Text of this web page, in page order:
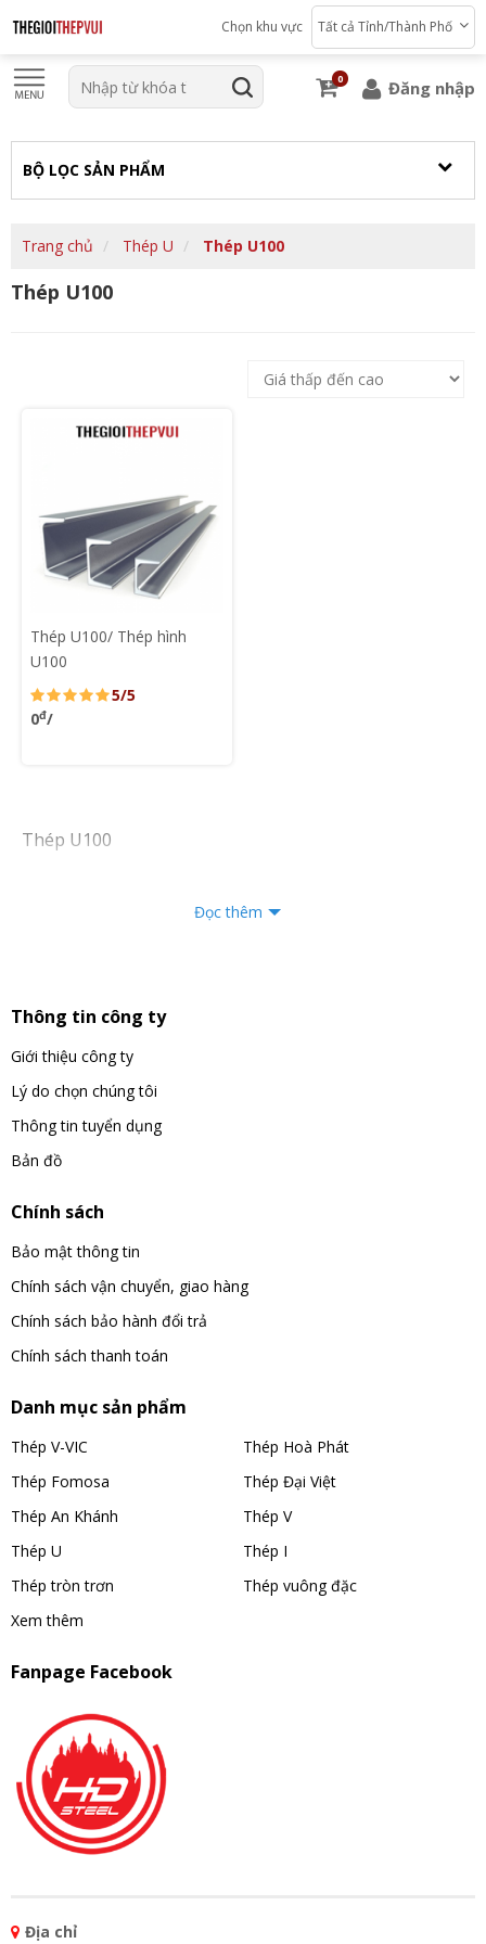
Chọn khu vực Tất cả Tỉnh/Thành Phố
Đăng nhập
0
BỘ LỌC SẢN PHẨM
Trang chủ Thép U Thép U100
Thép U100
Thép U100/ Thép hình
U100
5/5
0đ/
Thép U100
Đọc thêm
Thông tin công ty
Giới thiệu công ty
Lý do chọn chúng tôi
Thông tin tuyển dụng
Bản đồ
Chính sách
Bảo mật thông tin
Chính sách vận chuyển, giao hàng
Chính sách bảo hành đổi trả
Chính sách thanh toán
Danh mục sản phẩm
Thép V-VIC
Thép Hoà Phát
Thép Fomosa
Thép Đại Việt
Thép An Khánh
Thép V
Thép U
Thép I
Thép tròn trơn
Thép vuông đặc
Xem thêm
Fanpage Facebook
Địa chỉ